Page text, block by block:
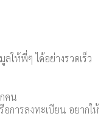
ให้พี่ๆ ได้อย่างรวดเร็ว
คน
ารลงทะเบียน อยากให้